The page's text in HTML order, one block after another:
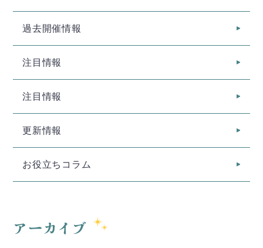
過去開催情報
注目情報
注目情報
更新情報
お役立ちコラム
アーカイブ